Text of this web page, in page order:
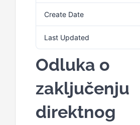
Create Date
Last Updated
Odluka o
zaključenju
direktnog